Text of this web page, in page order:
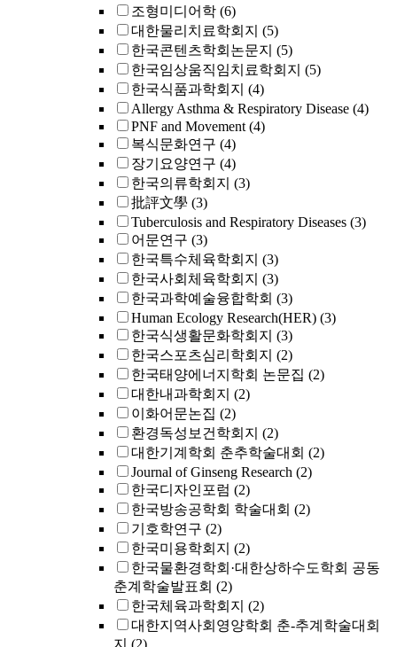
조형미디어학 (6)
대한물리치료학회지 (5)
한국콘텐츠학회논문지 (5)
한국임상움직임치료학회지 (5)
한국식품과학회지 (4)
Allergy Asthma & Respiratory Disease (4)
PNF and Movement (4)
복식문화연구 (4)
장기요양연구 (4)
한국의류학회지 (3)
批評文學 (3)
Tuberculosis and Respiratory Diseases (3)
어문연구 (3)
한국특수체육학회지 (3)
한국사회체육학회지 (3)
한국과학예술융합학회 (3)
Human Ecology Research(HER) (3)
한국식생활문화학회지 (3)
한국스포츠심리학회지 (2)
한국태양에너지학회 논문집 (2)
대한내과학회지 (2)
이화어문논집 (2)
환경독성보건학회지 (2)
대한기계학회 춘추학술대회 (2)
Journal of Ginseng Research (2)
한국디자인포럼 (2)
한국방송공학회 학술대회 (2)
기호학연구 (2)
한국미용학회지 (2)
한국물환경학회·대한상하수도학회 공동
춘계학술발표회 (2)
한국체육과학회지 (2)
대한지역사회영양학회 춘-추계학술대회
지 (2)